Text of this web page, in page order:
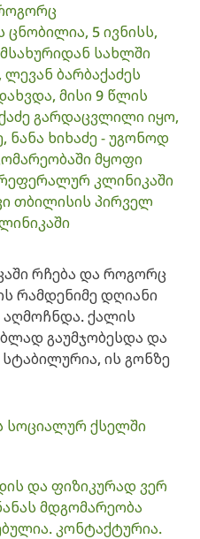
5 ივნისს,
სახლში
ბარბაქაძეს
მისი 9 წლის
გარდაცვლილი იყო,
ხიხაძე - უგონოდ
მყოფი
კლინიკაში
თბილისის პირველ
რჩება და როგორც
რამდენიმე დღიანი
აღმოჩნდა. ქალის
გაუმჯობესდა და
ის გონზე
სოციალურ ქსელში
და ფიზიკურად ვერ
მდგომარეობა
კონტაქტურია.